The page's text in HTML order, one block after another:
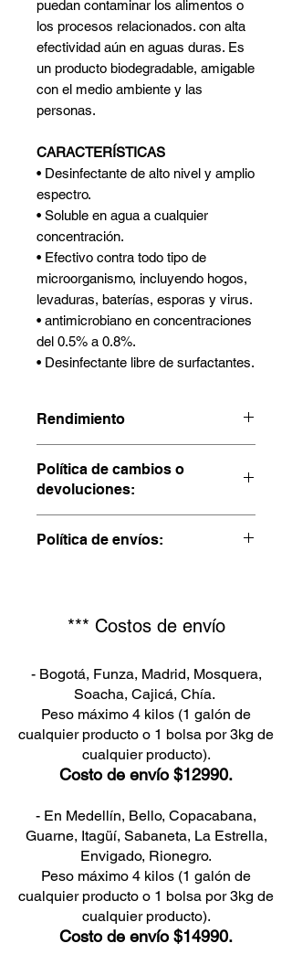
puedan contaminar los alimentos o
los procesos relacionados. con alta
efectividad aún en aguas duras. Es
un producto biodegradable, amigable
con el medio ambiente y las
personas.
CARACTERÍSTICAS
• Desinfectante de alto nivel y amplio
espectro.
• Soluble en agua a cualquier
concentración.
• Efectivo contra todo tipo de
microorganismo, incluyendo hogos,
levaduras, baterías, esporas y virus.
• antimicrobiano en concentraciones
del 0.5% a 0.8%.
• Desinfectante libre de surfactantes.
Rendimiento
contacto 10minutos
Política de cambios o
devoluciones:
hacer garantizando el contenido del
estar en buenas condiciones, es decir
Se debe comunicar al teléfono 300
6186052 o al correo
atencionalcliente@asenix.com.co
para coordinar los tiempos
necesarios para la devolución y el
mecanismo.
cambio por otro producto o se puede
solicitar la devolución total o parcial
del mismo.
Se aceptan devoluciones máximo 3
días después de recibir el producto.
Al recibir el producto verifique el
estado del empaque y verifique que
no se presenten fugas del contenido,
Política de envíos:
*** Costos de envío
- Bogotá, Funza, Madrid, Mosquera,
Soacha, Cajicá, Chía.
Peso máximo 4 kilos (1 galón de
cualquier producto o 1 bolsa por 3kg de
cualquier producto).
Costo de envío $12990.
- En Medellín, Bello, Copacabana,
Guarne, Itagüí, Sabaneta, La Estrella,
Envigado, Rionegro.
Peso máximo 4 kilos (1 galón de
cualquier producto o 1 bolsa por 3kg de
cualquier producto).
Costo de envío $14990.